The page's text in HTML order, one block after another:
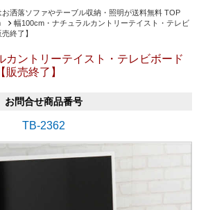
洒落ソファやテーブル収納・照明が送料無料 TOP
幅100cm・ナチュラルカントリーテイスト・テレビ
終了】
カントリーテイスト・テレビボード
販売終了】
お問合せ商品番号
TB-2362